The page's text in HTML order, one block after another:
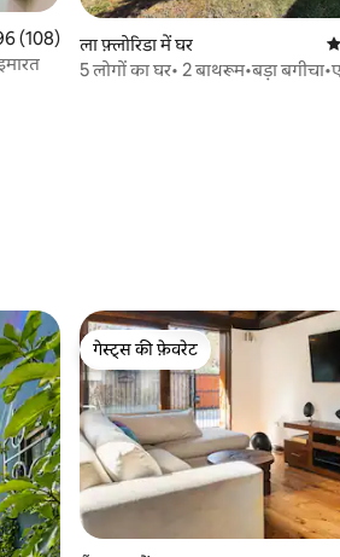
5 में से 4.96, 108 समीक्षाएँ
(108)
ला फ़्लोरिडा में घर
5 लोगों का घर• 2 बाथरूम•बड़ा
गेस्ट्स की फ़ेवरेट
गेस्ट्स की फ़ेवरेट